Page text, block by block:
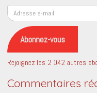
Adresse
e-
mail
Abonnez-vous
Rejoignez les 2 042 autres
Commentaires